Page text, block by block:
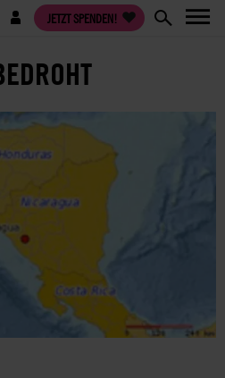
JETZT SPENDEN!